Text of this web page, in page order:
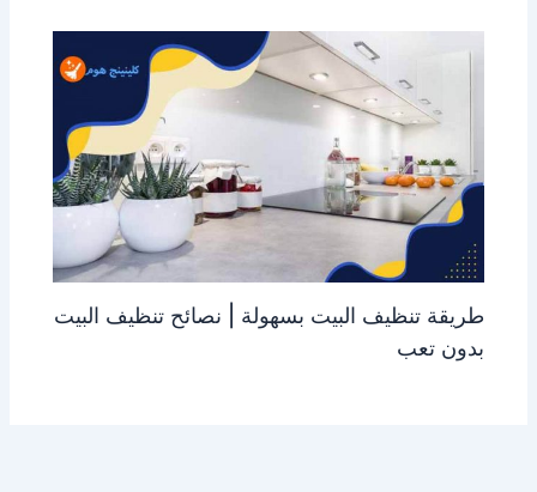
طريقة تنظيف البيت بسهولة | نصائح تنظيف البيت
بدون تعب